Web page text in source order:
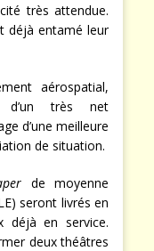
très attendue.
déjà entamé leur
aérospatial,
d’un très net
d’une meilleure
de situation.
de moyenne
seront livrés en
déjà en service.
deux théâtres